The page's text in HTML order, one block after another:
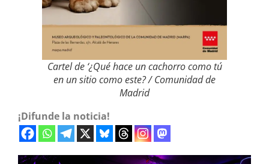
Cartel de ‘¿Qué hace un cachorro como tú
en un sitio como este? / Comunidad de
Madrid
¡Difunde la noticia!